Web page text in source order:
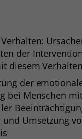
der
diesem Verhalten
der
bei Menschen mit
Umsetzung